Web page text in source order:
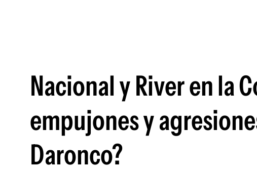
Nacional y River en la
empujones y
Daronco?